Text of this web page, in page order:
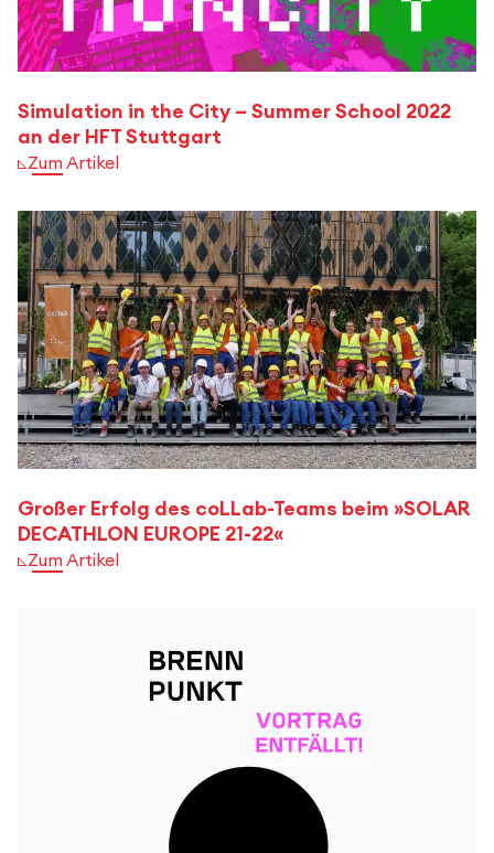
Simulation in the City – Summer School 2022
an der HFT Stuttgart
Zum Artikel
Großer Erfolg des coLLab-Teams beim »SOLAR
DECATHLON EUROPE 21-22«
Zum Artikel